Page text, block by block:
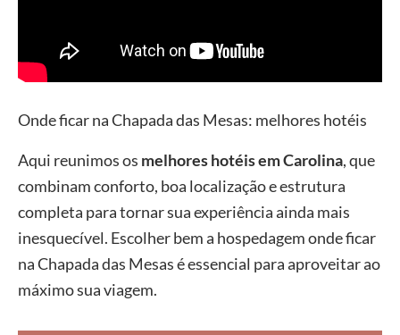
Onde ficar na Chapada das Mesas: melhores hotéis
Aqui reunimos os melhores hotéis em Carolina, que
combinam conforto, boa localização e estrutura
completa para tornar sua experiência ainda mais
inesquecível. Escolher bem a hospedagem onde ficar
na Chapada das Mesas é essencial para aproveitar ao
máximo sua viagem.